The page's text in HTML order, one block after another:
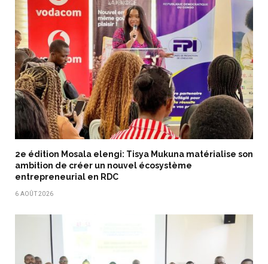
2e édition Mosala elengi: Tisya Mukuna matérialise son
ambition de créer un nouvel écosystème
entrepreneurial en RDC
6 AOÛT 2026